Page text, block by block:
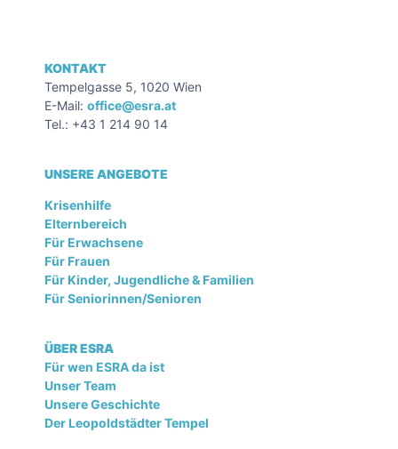
KONTAKT
Tempelgasse 5, 1020 Wien
E-Mail: office@esra.at
Tel.: +43 1 214 90 14
UNSERE ANGEBOTE
Krisenhilfe
Elternbereich
Für Erwachsene
Für Frauen
Für Kinder, Jugendliche & Familien
Für Seniorinnen/Senioren
ÜBER ESRA
Für wen ESRA da ist
Unser Team
Unsere Geschichte
Der Leopoldstädter Tempel